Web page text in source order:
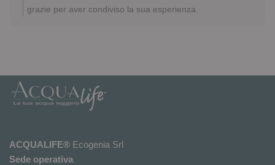
grazie per aver condiviso la sua esperienza.
ACQUALIFE® Ecogenia Srl
Sede operativa